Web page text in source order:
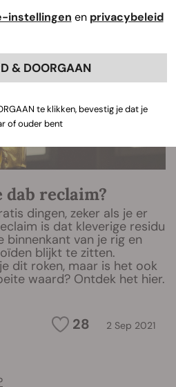
dab reclaim?
dingen, zeker als je er
is dat kleverige residu
van je rig en
blijkt te zitten.
dit roken, maar is het ook
waard? Ontdek het hier.
28 2 Sep 2021
instellingen en privacybeleid
& DOORGAAN
te klikken, bevestig je dat je
of ouder bent